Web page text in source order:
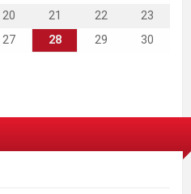
20 21 22
23
27 28 29 30